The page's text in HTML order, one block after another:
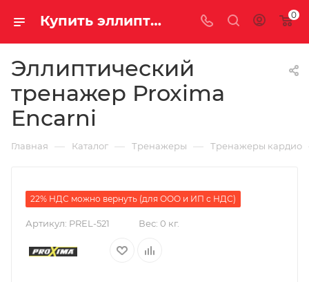
Купить эллиптический тренажёр Proxima Encarni за 74690.00000000 рублей в интернет-магазине Велосаратов 0
Эллиптический
тренажер Proxima
Encarni
Главная — Каталог — Тренажеры — Тренажеры кардио
22% НДС можно вернуть (для ООО и ИП с НДС)
Артикул: PREL-521 Вес: 0 кг.